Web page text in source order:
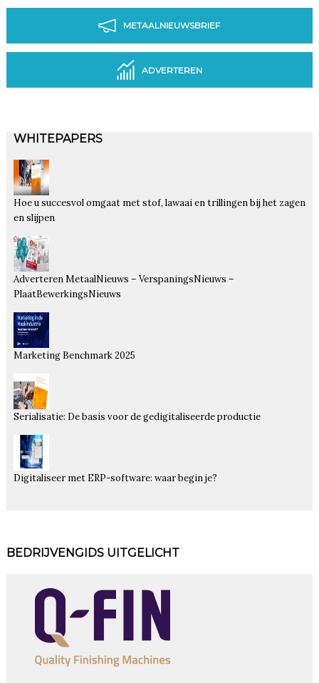
METAALNIEUWSBRIEF
ADVERTEREN
WHITEPAPERS
Hoe u succesvol omgaat met stof, lawaai en trillingen bij het zagen
en slijpen
Adverteren MetaalNieuws – VerspaningsNieuws –
PlaatBewerkingsNieuws
Marketing Benchmark 2025
Serialisatie: De basis voor de gedigitaliseerde productie
Digitaliseer met ERP-software: waar begin je?
BEDRIJVENGIDS UITGELICHT